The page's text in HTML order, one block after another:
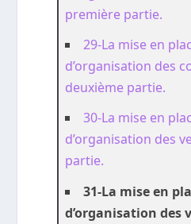
première partie.
29-La mise en
d’organisation des
deuxième partie.
30-La mise en
d’organisation des
partie.
31-La mise en
d’organisation des